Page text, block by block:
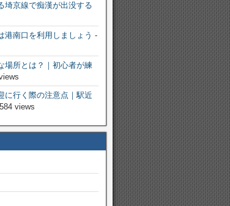
埼京線で痴漢が出没する
港南口を利用しましょう -
場所とは？｜初心者が練
に行く際の注意点｜駅近
views